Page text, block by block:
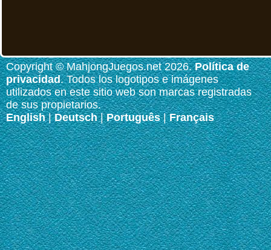
Copyright © MahjongJuegos.net 2026.Política de
privacidad. Todos los logotipos e imágenes
utilizados en este sitio web son marcas registradas
de sus propietarios.
English|Deutsch|Português|Français